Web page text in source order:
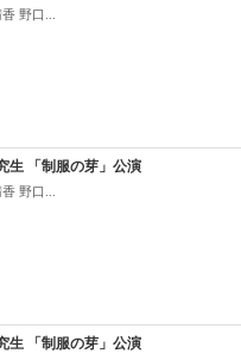
野口...
生 「制服の芽」公演
野口...
生 「制服の芽」公演